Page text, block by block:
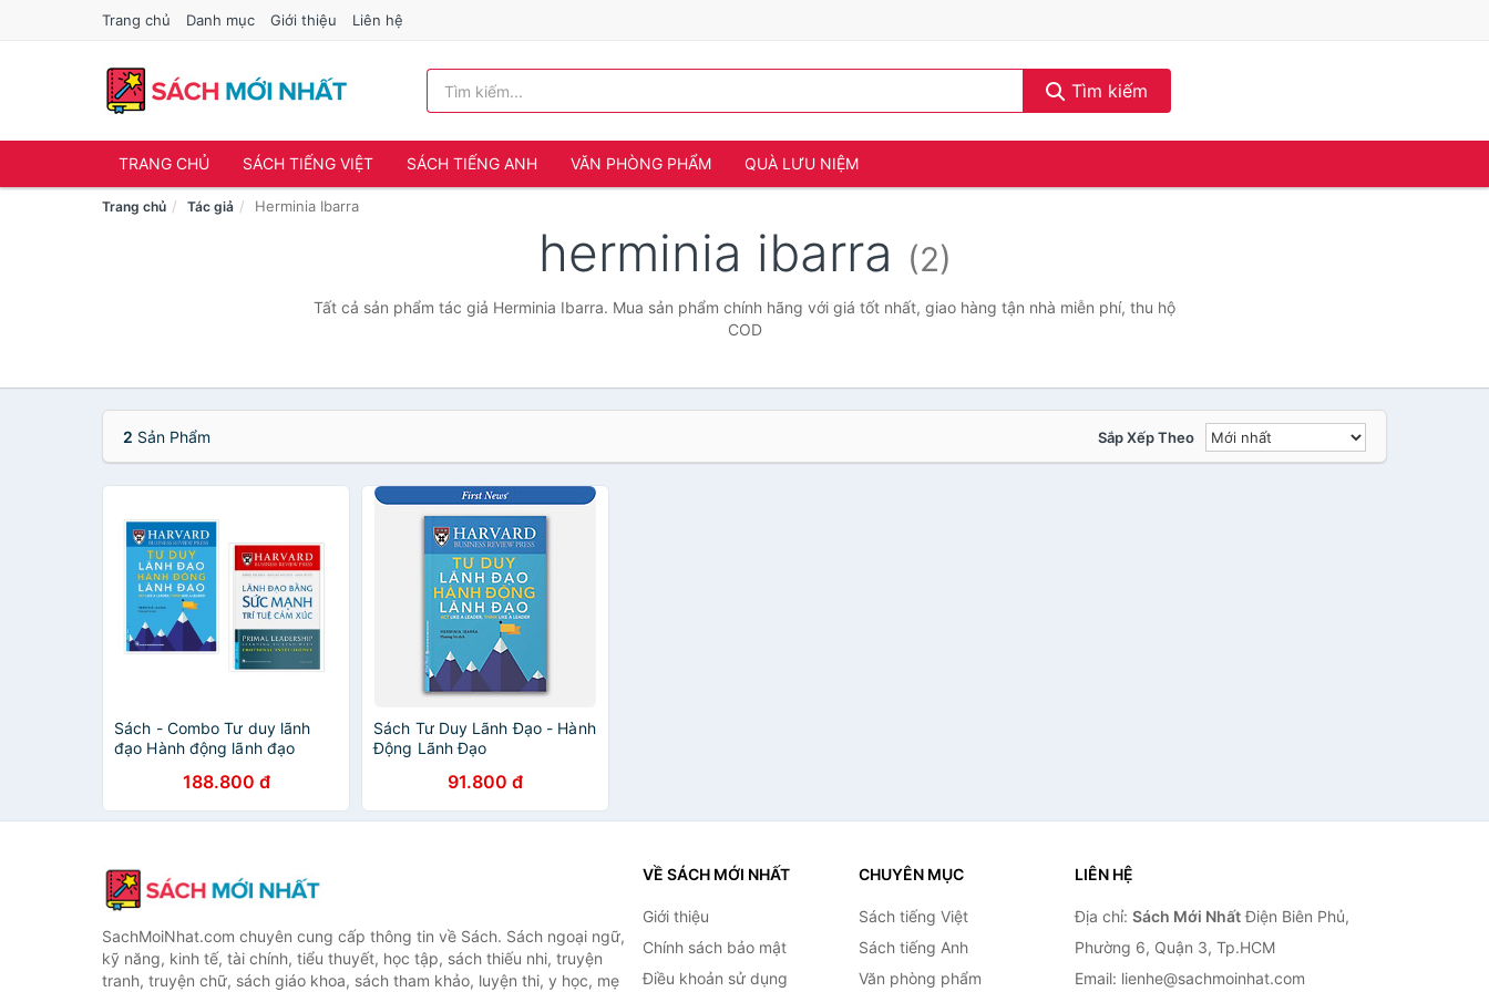
Trang chủ Danh mục Giới thiệu Liên hệ
Tìm kiếm
TRANG CHỦ SÁCH TIẾNG VIỆT SÁCH TIẾNG ANH VĂN PHÒNG PHẨM QUÀ LƯU NIỆM
Trang chủ Tác giả Herminia Ibarra
herminia ibarra (2)
Tất cả sản phẩm tác giả Herminia Ibarra. Mua sản phẩm chính hãng với giá tốt nhất, giao hàng tận nhà miễn phí, thu hộ
COD
2 Sản Phẩm Sắp Xếp Theo
Sách - Combo Tư duy lãnh
đạo Hành động lãnh đạo
mạnh trí tuệ cảm xúc 47923 -
FirstNews
188.800 đ
Sách Tư Duy Lãnh Đạo - Hành
Động Lãnh Đạo
91.800 đ
SachMoiNhat.com chuyên cung cấp thông tin về Sách. Sách ngoại ngữ,
kỹ năng, kinh tế, tài chính, tiểu thuyết, học tập, sách thiếu nhi, truyện
tranh, truyện chữ, sách giáo khoa, sách tham khảo, luyện thi, y học, mẹ
VỀ SÁCH MỚI NHẤT
Giới thiệu
Chính sách bảo mật
Điều khoản sử dụng
CHUYÊN MỤC
Sách tiếng Việt
Sách tiếng Anh
Văn phòng phẩm
LIÊN HỆ
Địa chỉ: Sách Mới NhấtĐiện Biên Phủ,
Phường 6, Quận 3, Tp.HCM
Email: lienhe@sachmoinhat.com